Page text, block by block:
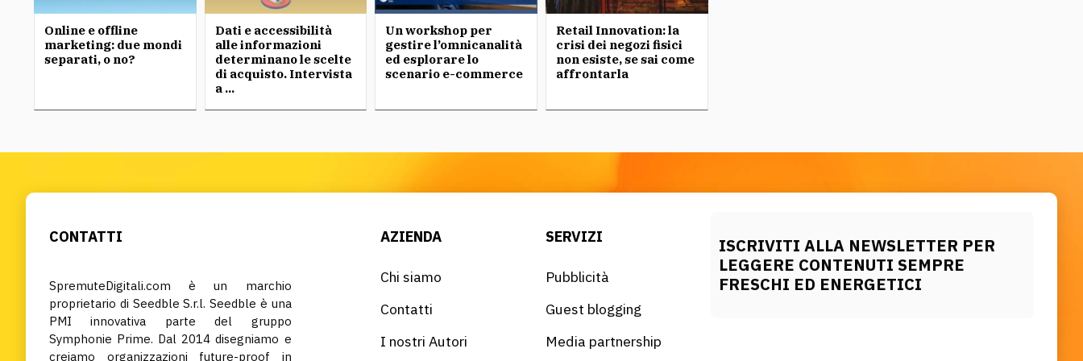
Online e offline
marketing: due mondi
separati, o no?
Dati e accessibilità
alle informazioni
determinano le scelte
di acquisto. Intervista
a ...
Un workshop per
gestire l’omnicanalità
ed esplorare lo
scenario e-commerce
Retail Innovation: la
crisi dei negozi fisici
non esiste, se sai come
affrontarla
CONTATTI
SpremuteDigitali.com è un marchio
proprietario di Seedble S.r.l. Seedble è una
PMI innovativa parte del gruppo
Symphonie Prime. Dal 2014 disegniamo e
creiamo organizzazioni future-proof in
AZIENDA
Chi siamo
Contatti
I nostri Autori
SERVIZI
Pubblicità
Guest blogging
Media partnership
ISCRIVITI ALLA NEWSLETTER PER
LEGGERE CONTENUTI SEMPRE
FRESCHI ED ENERGETICI